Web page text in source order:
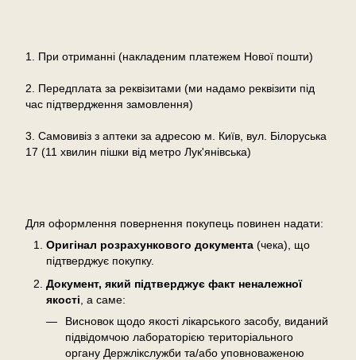
1. При отриманні (накладеним платежем Нової пошти)
2. Передплата за реквізитами (ми надамо реквізити під
час підтвердження замовлення)
3. Самовивіз з аптеки за адресою м. Київ, вул. Білоруська
17 (11 хвилин пішки від метро Лук'янівська)
Для оформлення повернення покупець повинен надати:
Оригінал розрахункового документа (чека), що
підтверджує покупку.
Документ, який підтверджує факт неналежної
якості , а саме:
Висновок щодо якості лікарського засобу, виданий
підвідомчою лабораторією територіального
органу Держлікслужби та/або уповноваженою